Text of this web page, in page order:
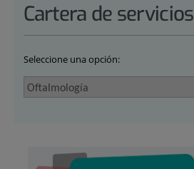
Cartera de servicios
Seleccione una opción: